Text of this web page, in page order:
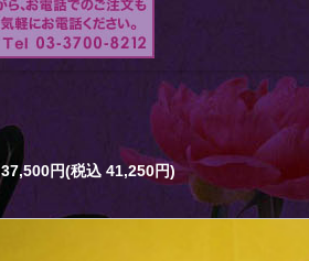
37,500円(税込 41,250円)